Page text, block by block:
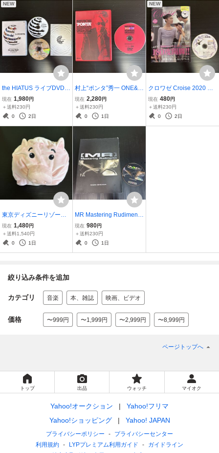
NEW
the HIATUS ライブDVD
「Closing Night - Keeper
Of The Flame Tour 2014 -
日本武道館 2014.12.22」
現在 1,980円
＋送料230円
0
2日
村上“ポンタ”秀一 ONE&O
NLY ～Complete Drummi
ng Methods～ DVD ドラ
ム教則
現在 2,280円
＋送料230円
0
1日
NEW
クロワゼ Croise 2020 Wi
nter vol.77 特別付録DVD
レッスン動画集
現在 480円
＋送料230円
0
2日
東京ディズニーリゾート
限定 トイ・ストーリー
「ハム」ファンキャップ
（かぶりもの帽子）
現在 1,480円
＋送料1,540円
0
1日
MR Mastering Rudiments
石川直樹 ドラム教則本 C
D付き
現在 980円
＋送料230円
0
1日
絞り込み条件を追加
カテゴリ 音楽 本、雑誌 映画、ビデオ
価格 〜999円 〜1,999円 〜2,999円 〜8,999円
ページトップへ
トップ 出品 ウォッチ マイオク
Yahoo!オークション
Yahoo!フリマ
Yahoo!ショッピング
Yahoo! JAPAN
プライバシーポリシー
プライバシーセンター
利用規約
LYPプレミアム利用ガイド
ガイドライン